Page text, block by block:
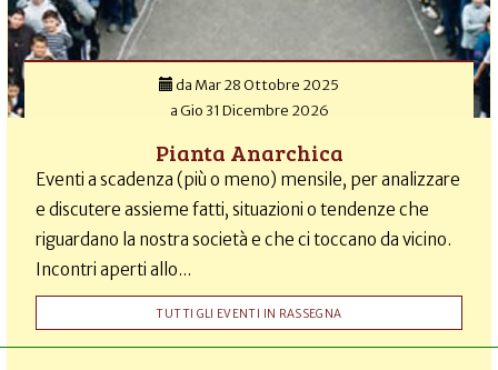
da Mar 28 Ottobre 2025
aGio 31 Dicembre 2026
Pianta Anarchica
Eventi a scadenza (più o meno) mensile, per analizzare
e discutere assieme fatti, situazioni o tendenze che
riguardano la nostra società e che ci toccano da vicino.
Incontri aperti allo...
TUTTI GLI EVENTI IN RASSEGNA